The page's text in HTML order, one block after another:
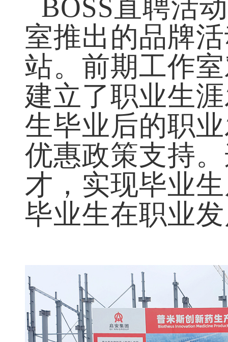
BOSS直聘活
室推出的品牌
站。前期工作
建立了职业生
生毕业后的职
优惠政策支持
才，实现毕业
毕业生在职业